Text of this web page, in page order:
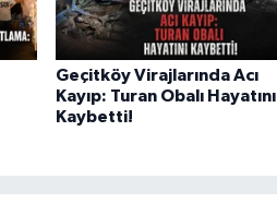
Geçitköy Virajlarında Acı
Kayıp: Turan Obalı Hayatını
Kaybetti!